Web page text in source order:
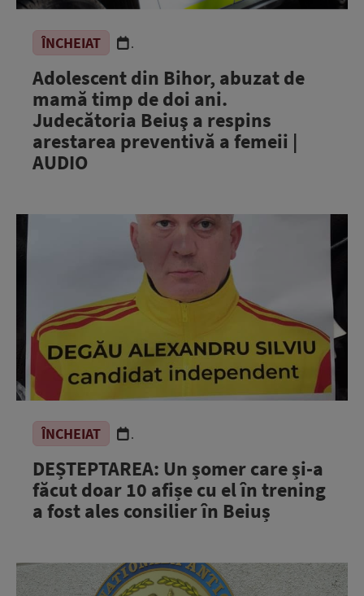
ÎNCHEIAT .
Adolescent din Bihor, abuzat de
mamă timp de doi ani.
Judecătoria Beiuş a respins
arestarea preventivă a femeii |
AUDIO
ÎNCHEIAT .
DEȘTEPTAREA: Un șomer care și-a
făcut doar 10 afișe cu el în trening
a fost ales consilier în Beiuș